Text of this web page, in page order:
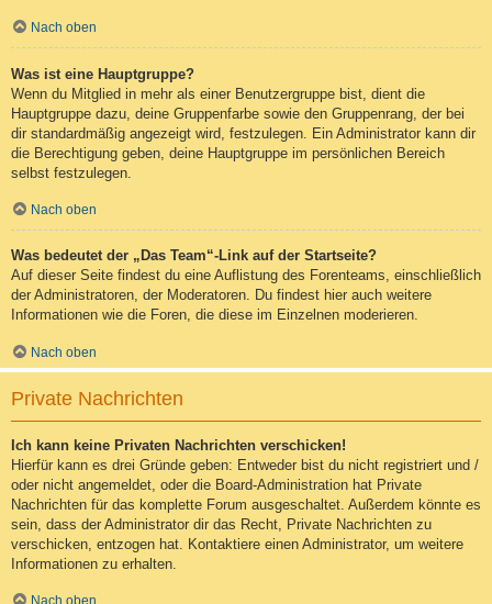
Nach oben
Was ist eine Hauptgruppe?
Wenn du Mitglied in mehr als einer Benutzergruppe bist, dient die
Hauptgruppe dazu, deine Gruppenfarbe sowie den Gruppenrang, der bei
dir standardmäßig angezeigt wird, festzulegen. Ein Administrator kann dir
die Berechtigung geben, deine Hauptgruppe im persönlichen Bereich
selbst festzulegen.
Nach oben
Was bedeutet der „Das Team“-Link auf der Startseite?
Auf dieser Seite findest du eine Auflistung des Forenteams, einschließlich
der Administratoren, der Moderatoren. Du findest hier auch weitere
Informationen wie die Foren, die diese im Einzelnen moderieren.
Nach oben
Private Nachrichten
Ich kann keine Privaten Nachrichten verschicken!
Hierfür kann es drei Gründe geben: Entweder bist du nicht registriert und /
oder nicht angemeldet, oder die Board-Administration hat Private
Nachrichten für das komplette Forum ausgeschaltet. Außerdem könnte es
sein, dass der Administrator dir das Recht, Private Nachrichten zu
verschicken, entzogen hat. Kontaktiere einen Administrator, um weitere
Informationen zu erhalten.